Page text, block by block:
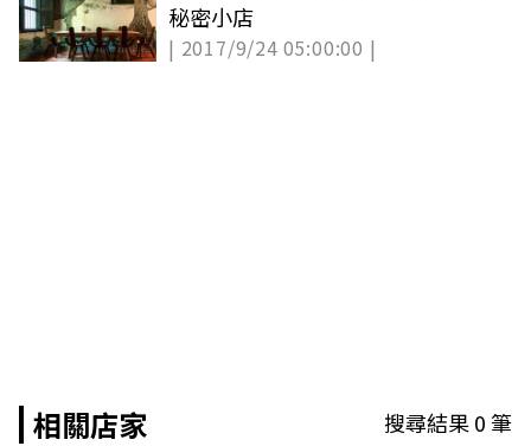
秘密小店
| 2017/9/24 05:00:00 |
相關店家 搜尋結果0筆